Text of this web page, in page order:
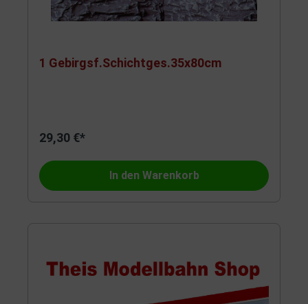
1 Gebirgsf.Schichtges.35x80cm
29,30 €*
In den Warenkorb